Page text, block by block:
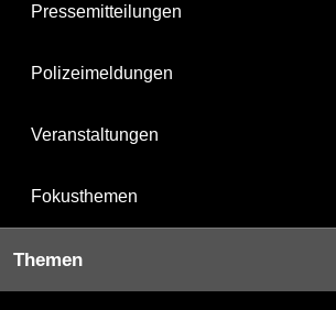
Pressemitteilungen
Polizeimeldungen
Veranstaltungen
Fokusthemen
Themen